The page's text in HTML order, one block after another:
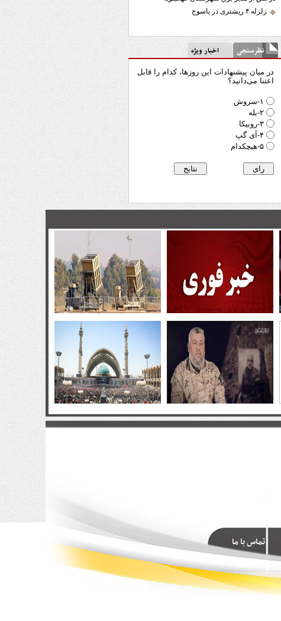
زلزله ۴ ریشتری در یاسوج
نظرسنجی اخبار ویژه
در میان پیشنهادات این روزها، کدام را قابل
اعتنا می‌دانید؟
۱-سروش
۲-بله
۳-روبیکا
۴-آی گپ
۵-هیچکدام
تماس با ما